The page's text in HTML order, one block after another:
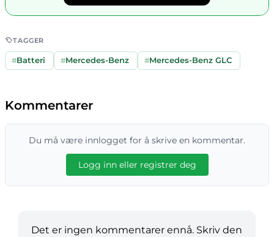
TAGGER
#Batteri #Mercedes-Benz #Mercedes-Benz GLC
Kommentarer
Du må være innlogget for å skrive en kommentar.
Logg inn eller registrer deg
Det er ingen kommentarer ennå. Skriv den